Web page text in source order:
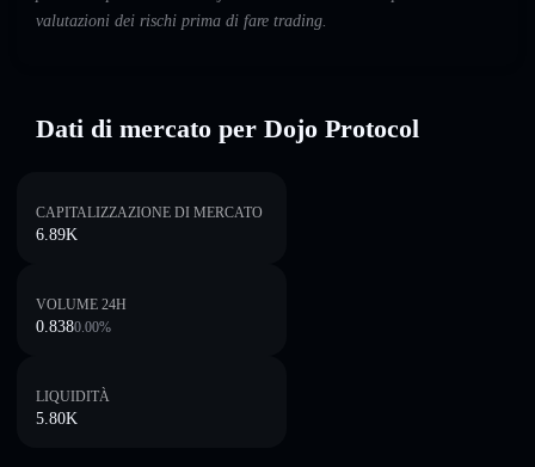
valutazioni dei rischi prima di fare trading.
Dati di mercato per Dojo Protocol
CAPITALIZZAZIONE DI MERCATO
6.89K
VOLUME 24H
0.8380.00%
LIQUIDITÀ
5.80K